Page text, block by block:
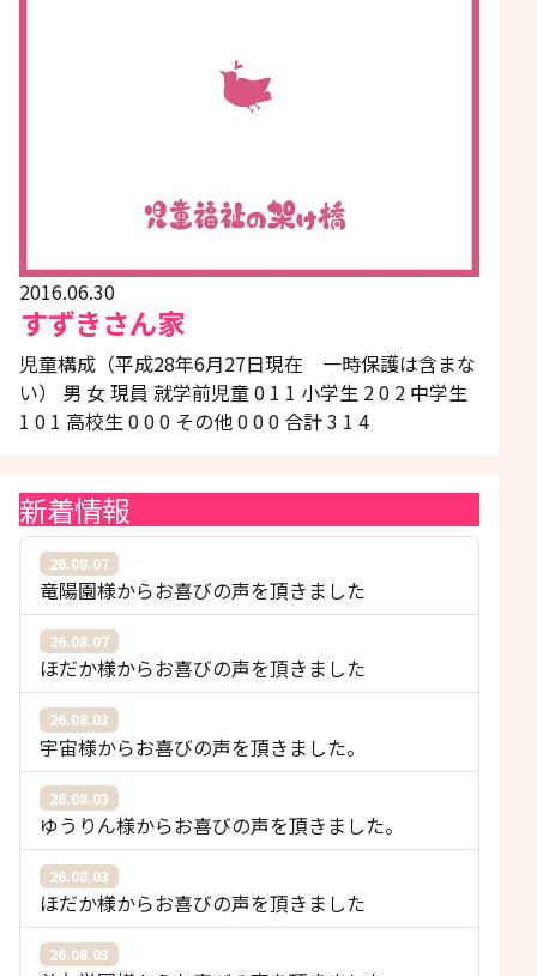
2016.06.30
すずきさん家
児童構成（平成28年6月27日現在 一時保護は含まな
い） 男 女 現員 就学前児童 0 1 1 小学生 2 0 2 中学生
1 0 1 高校生 0 0 0 その他 0 0 0 合計 3 1 4
新着情報
26.08.07
竜陽園様からお喜びの声を頂きました
26.08.07
ほだか様からお喜びの声を頂きました
26.08.03
宇宙様からお喜びの声を頂きました。
26.08.03
ゆうりん様からお喜びの声を頂きました。
26.08.03
ほだか様からお喜びの声を頂きました
26.08.03